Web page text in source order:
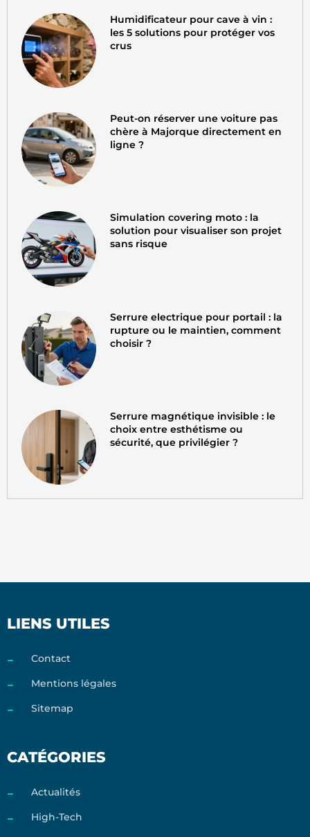
Humidificateur pour cave à vin :
les 5 solutions pour protéger vos
crus
Peut-on réserver une voiture pas
chère à Majorque directement en
ligne ?
Simulation covering moto : la
solution pour visualiser son projet
sans risque
Serrure electrique pour portail : la
rupture ou le maintien, comment
choisir ?
Serrure magnétique invisible : le
choix entre esthétisme ou
sécurité, que privilégier ?
LIENS UTILES
Contact
Mentions légales
Sitemap
CATÉGORIES
Actualités
High-Tech